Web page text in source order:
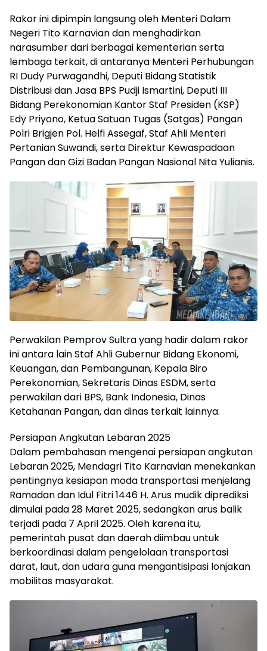
Rakor ini dipimpin langsung oleh Menteri Dalam
Negeri Tito Karnavian dan menghadirkan
narasumber dari berbagai kementerian serta
lembaga terkait, di antaranya Menteri Perhubungan
RI Dudy Purwagandhi, Deputi Bidang Statistik
Distribusi dan Jasa BPS Pudji Ismartini, Deputi III
Bidang Perekonomian Kantor Staf Presiden (KSP)
Edy Priyono, Ketua Satuan Tugas (Satgas) Pangan
Polri Brigjen Pol. Helfi Assegaf, Staf Ahli Menteri
Pertanian Suwandi, serta Direktur Kewaspadaan
Pangan dan Gizi Badan Pangan Nasional Nita Yulianis.
Perwakilan Pemprov Sultra yang hadir dalam rakor
ini antara lain Staf Ahli Gubernur Bidang Ekonomi,
Keuangan, dan Pembangunan, Kepala Biro
Perekonomian, Sekretaris Dinas ESDM, serta
perwakilan dari BPS, Bank Indonesia, Dinas
Ketahanan Pangan, dan dinas terkait lainnya.
Persiapan Angkutan Lebaran 2025
Dalam pembahasan mengenai persiapan angkutan
Lebaran 2025, Mendagri Tito Karnavian menekankan
pentingnya kesiapan moda transportasi menjelang
Ramadan dan Idul Fitri 1446 H. Arus mudik diprediksi
dimulai pada 28 Maret 2025, sedangkan arus balik
terjadi pada 7 April 2025. Oleh karena itu,
pemerintah pusat dan daerah diimbau untuk
berkoordinasi dalam pengelolaan transportasi
darat, laut, dan udara guna mengantisipasi lonjakan
mobilitas masyarakat.